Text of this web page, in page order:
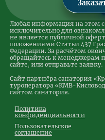
Любая информация на этом
исключительно для
не является публичной
положениями Статьи 437
Федерации. За расчётом
обращайтесь к менеджерам
сайте, или отправьте заявку.
Сайт партнёра санатория
туроператора «КМВ-
сайтом санатория.
Политика
конфиденциальности
Пользовательское
соглашение